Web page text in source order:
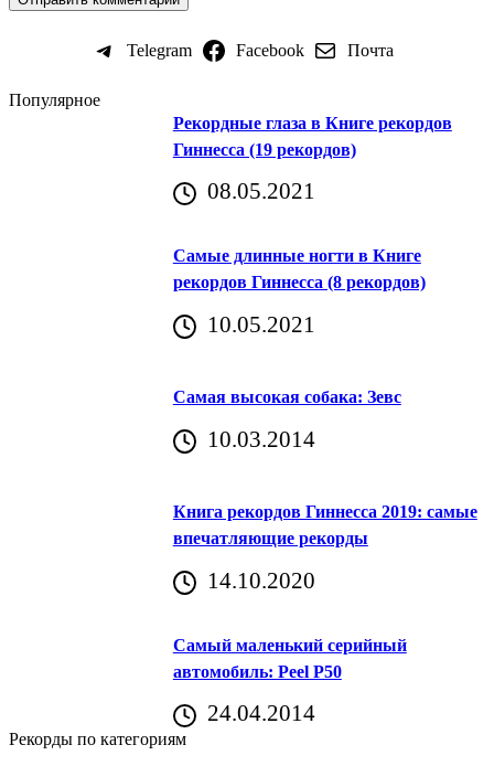
Telegram Facebook Почта
Популярное
Рекордные глаза в Книге рекордов
Гиннесса (19 рекордов)
08.05.2021
Самые длинные ногти в Книге
рекордов Гиннесса (8 рекордов)
10.05.2021
Самая высокая собака: Зевс
10.03.2014
Книга рекордов Гиннесса 2019: самые
впечатляющие рекорды
14.10.2020
Самый маленький серийный
автомобиль: Peel P50
24.04.2014
Рекорды по категориям